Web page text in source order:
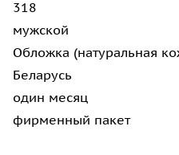
318
мужской
Обложка (натуральная
Беларусь
один месяц
фирменный пакет